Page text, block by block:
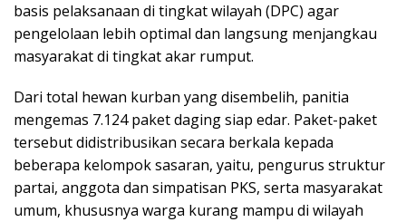
basis pelaksanaan di tingkat wilayah (DPC) agar
pengelolaan lebih optimal dan langsung menjangkau
masyarakat di tingkat akar rumput.
Dari total hewan kurban yang disembelih, panitia
mengemas 7.124 paket daging siap edar. Paket-paket
tersebut didistribusikan secara berkala kepada
beberapa kelompok sasaran, yaitu, pengurus struktur
partai, anggota dan simpatisan PKS, serta masyarakat
umum, khususnya warga kurang mampu di wilayah